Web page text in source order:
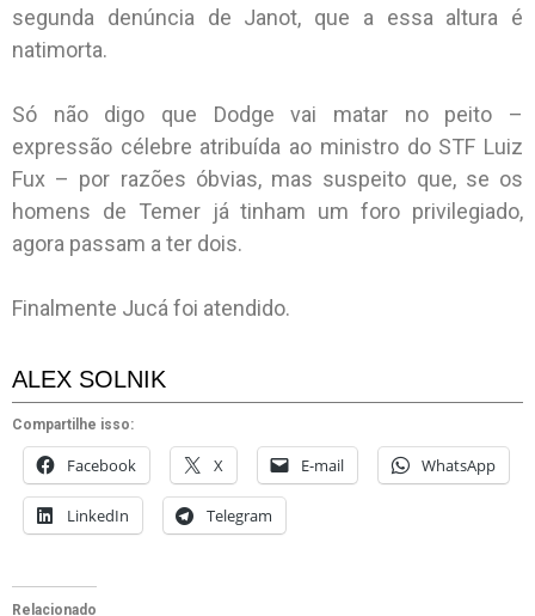
segunda denúncia de Janot, que a essa altura é
natimorta.
Só não digo que Dodge vai matar no peito –
expressão célebre atribuída ao ministro do STF Luiz
Fux – por razões óbvias, mas suspeito que, se os
homens de Temer já tinham um foro privilegiado,
agora passam a ter dois.
Finalmente Jucá foi atendido.
ALEX SOLNIK
Compartilhe isso:
Facebook X E-mail WhatsApp
LinkedIn Telegram
Relacionado